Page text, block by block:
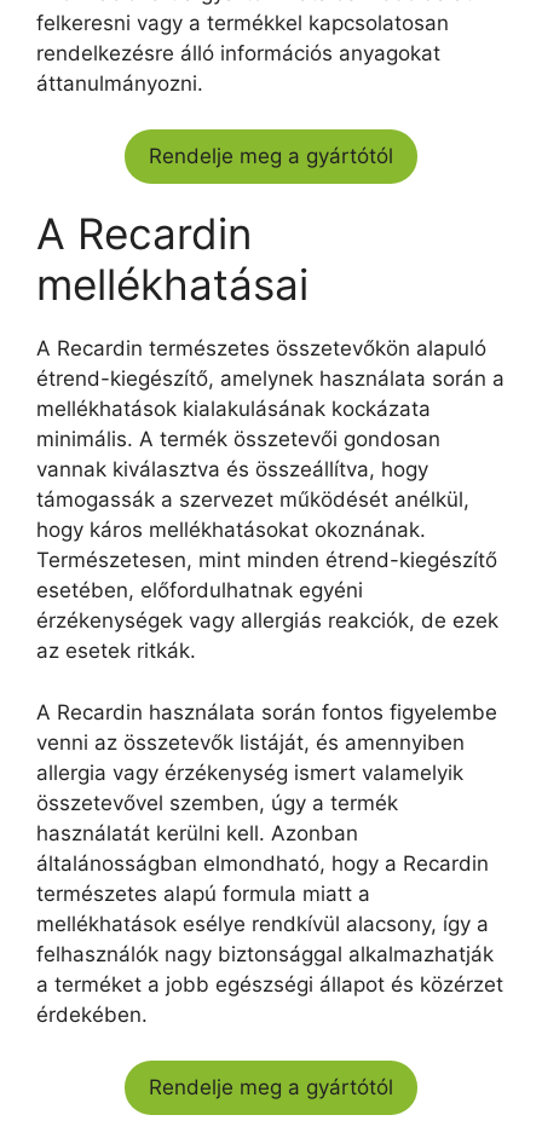
felkeresni vagy a termékkel kapcsolatosan
rendelkezésre álló információs anyagokat
áttanulmányozni.
Rendelje meg a gyártótól
A Recardin
mellékhatásai
A Recardin természetes összetevőkön alapuló
étrend-kiegészítő, amelynek használata során a
mellékhatások kialakulásának kockázata
minimális. A termék összetevői gondosan
vannak kiválasztva és összeállítva, hogy
támogassák a szervezet működését anélkül,
hogy káros mellékhatásokat okoznának.
Természetesen, mint minden étrend-kiegészítő
esetében, előfordulhatnak egyéni
érzékenységek vagy allergiás reakciók, de ezek
az esetek ritkák.
A Recardin használata során fontos figyelembe
venni az összetevők listáját, és amennyiben
allergia vagy érzékenység ismert valamelyik
összetevővel szemben, úgy a termék
használatát kerülni kell. Azonban
általánosságban elmondható, hogy a Recardin
természetes alapú formula miatt a
mellékhatások esélye rendkívül alacsony, így a
felhasználók nagy biztonsággal alkalmazhatják
a terméket a jobb egészségi állapot és közérzet
érdekében.
Rendelje meg a gyártótól